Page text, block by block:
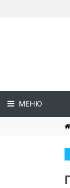
МЕНЮ